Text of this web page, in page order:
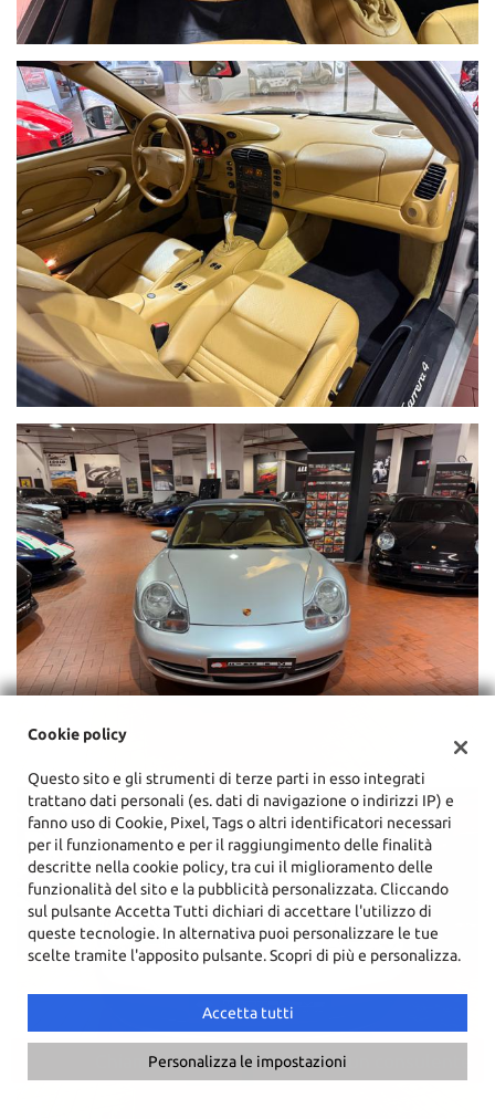
Chiama Contatta un consulente
Cookie policy
Questo sito e gli strumenti di terze parti in esso integrati
trattano dati personali (es. dati di navigazione o indirizzi IP) e
fanno uso di Cookie, Pixel, Tags o altri identificatori necessari
per il funzionamento e per il raggiungimento delle finalità
descritte nella cookie policy, tra cui il miglioramento delle
funzionalità del sito e la pubblicità personalizzata. Cliccando
sul pulsante Accetta Tutti dichiari di accettare l'utilizzo di
queste tecnologie. In alternativa puoi personalizzare le tue
scelte tramite l'apposito pulsante. Scopri di più e personalizza.
Accetta tutti
Personalizza le impostazioni